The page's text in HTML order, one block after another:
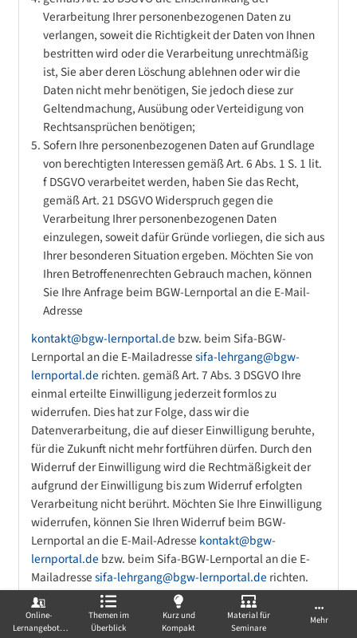
Online-
Lernangebote
Themen im
Überblick
Kurz und
Kompakt
Material für
Seminare
Mehr
Verarbeitung Ihrer personenbezogenen Daten zu
verlangen, soweit die Richtigkeit der Daten von Ihnen
bestritten wird oder die Verarbeitung unrechtmäßig
ist, Sie aber deren Löschung ablehnen oder wir die
Daten nicht mehr benötigen, Sie jedoch diese zur
Geltendmachung, Ausübung oder Verteidigung von
Rechtsansprüchen benötigen;
Sofern Ihre personenbezogenen Daten auf Grundlage
von berechtigten Interessen gemäß Art. 6 Abs. 1 S. 1 lit.
f DSGVO verarbeitet werden, haben Sie das Recht,
gemäß Art. 21 DSGVO Widerspruch gegen die
Verarbeitung Ihrer personenbezogenen Daten
einzulegen, soweit dafür Gründe vorliegen, die sich aus
Ihrer besonderen Situation ergeben. Möchten Sie von
Ihren Betroffenenrechten Gebrauch machen, können
Sie Ihre Anfrage beim BGW-Lernportal an die E-Mail-
Adresse
kontakt@bgw-lernportal.de bzw. beim Sifa-BGW-
Lernportal an die E-Mailadressesifa-lehrgang@bgw-
lernportal.de richten. gemäß Art. 7 Abs. 3 DSGVO Ihre
einmal erteilte Einwilligung jederzeit formlos zu
widerrufen. Dies hat zur Folge, dass wir die
Datenverarbeitung, die auf dieser Einwilligung beruhte,
für die Zukunft nicht mehr fortführen dürfen. Durch den
Widerruf der Einwilligung wird die Rechtmäßigkeit der
aufgrund der Einwilligung bis zum Widerruf erfolgten
Verarbeitung nicht berührt. Möchten Sie Ihre Einwilligung
widerrufen, können Sie Ihren Widerruf beim BGW-
Lernportal an die E-Mail-Adresse kontakt@bgw-
lernportal.de bzw. beim Sifa-BGW-Lernportal an die E-
Mailadressesifa-lehrgang@bgw-lernportal.de richten.
sich gemäß Art. 77 DSGVO bei einer Aufsichtsbehörde zu
beschweren. In der Regel können Sie sich hierfür an den
Bundesbeauftragten für den Datenschutz und die